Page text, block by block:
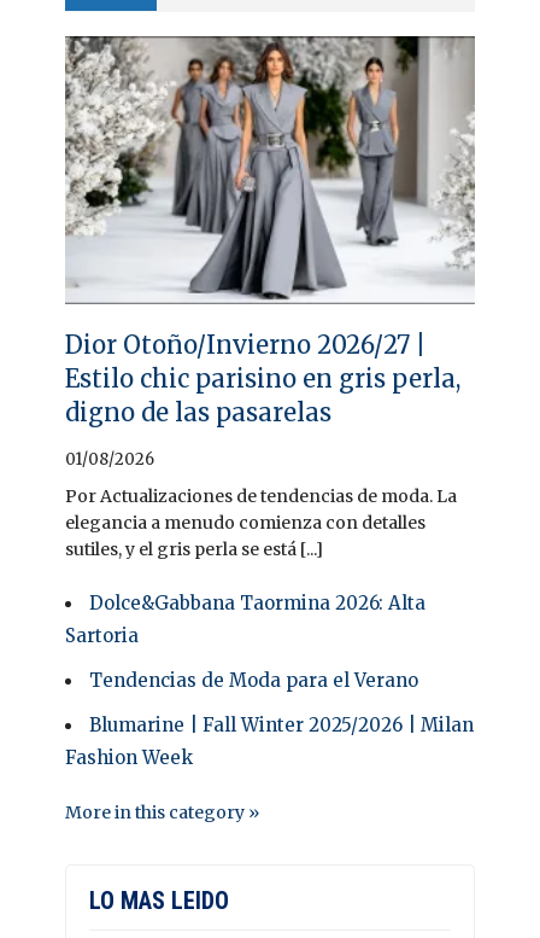
Dior Otoño/Invierno 2026/27 |
Estilo chic parisino en gris perla,
digno de las pasarelas
01/08/2026
Por Actualizaciones de tendencias de moda. La
elegancia a menudo comienza con detalles
sutiles, y el gris perla se está [...]
Dolce&Gabbana Taormina 2026: Alta
Sartoria
Tendencias de Moda para el Verano
Blumarine | Fall Winter 2025/2026 | Milan
Fashion Week
More in this category »
LO MAS LEIDO